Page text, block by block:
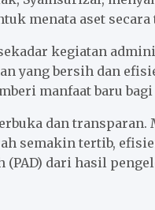
menata aset
kegiatan
yang bersih dan
manfaat baru bagi
dan
semakin tertib,
(PAD) dari hasil